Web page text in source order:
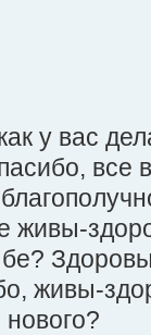
у вас
все
живы-
живы-